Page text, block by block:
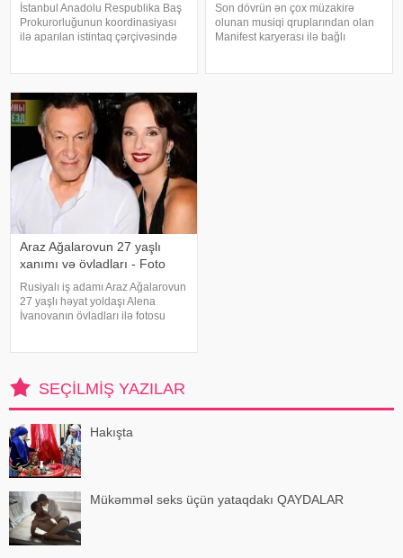
İstanbul Anadolu Respublika Baş
Prokurorluğunun koordinasiyası
ilə aparılan istintaq çərçivəsində
vaxtda həyata keçirilə
Son dövrün ən çox müzakirə
olunan musiqi qruplarından olan
Manifest karyerası ilə bağlı
Araz Ağalarovun 27 yaşlı
xanımı və övladları - Foto
Rusiyalı iş adamı Araz Ağalarovun
27 yaşlı həyat yoldaşı Alena
İvanovanın övladları ilə fotosu
SEÇILMIŞ YAZILAR
Hakışta
Mükəmməl seks üçün yataqdakı QAYDALAR